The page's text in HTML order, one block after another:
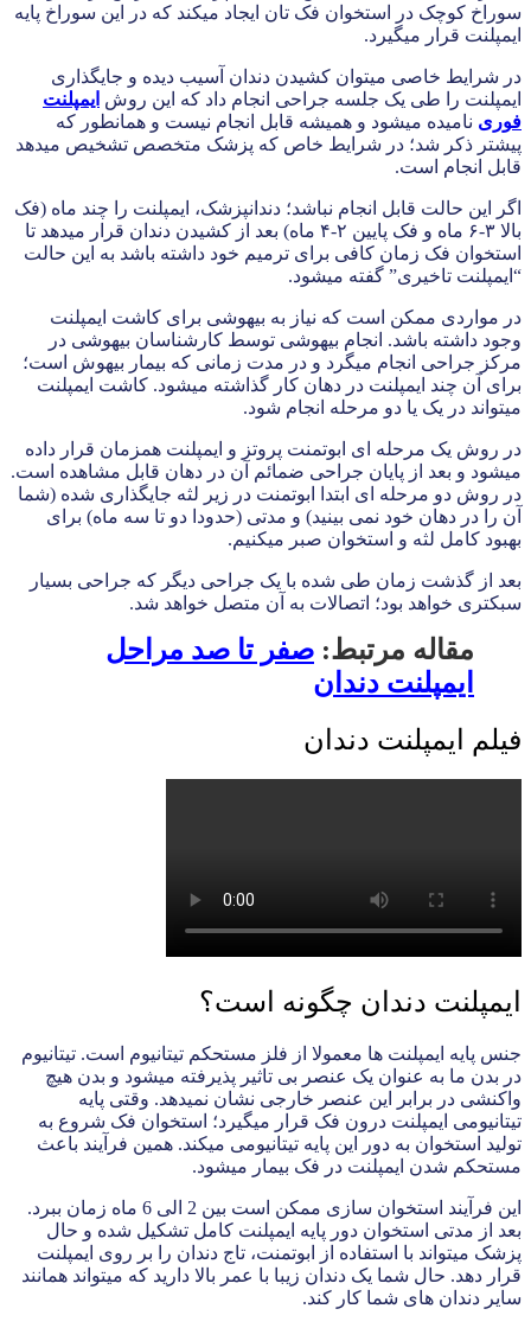
سوراخ کوچک در استخوان فک تان ایجاد میکند که در این سوراخ پایه
ایمپلنت قرار میگیرد.
در شرایط خاصی میتوان کشیدن دندان آسیب دیده و جایگذاری
ایمپلنت را طی یک جلسه جراحی انجام داد که این روش ایمپلنت
فوری نامیده میشود و همیشه قابل انجام نیست و همانطور که
پیشتر ذکر شد؛ در شرایط خاص که پزشک متخصص تشخیص میدهد
قابل انجام است.
اگر این حالت قابل انجام نباشد؛ دندانپزشک، ایمپلنت را چند ماه (فک
بالا ٣-۶ ماه و فک پایین ٢-۴ ماه) بعد از کشیدن دندان قرار میدهد تا
استخوان فک زمان کافی برای ترمیم خود داشته باشد به این حالت
“ایمپلنت تاخیری” گفته میشود.
در مواردی ممکن است که نیاز به بیهوشی برای کاشت ایمپلنت
وجود داشته باشد. انجام بیهوشی توسط کارشناسان بیهوشی در
مرکز جراحی انجام میگرد و در مدت زمانی که بیمار بیهوش است؛
برای آن چند ایمپلنت در دهان کار گذاشته میشود. کاشت ایمپلنت
میتواند در یک یا دو مرحله انجام شود.
در روش یک مرحله ای ابوتمنت پروتز و ایمپلنت همزمان قرار داده
میشود و بعد از پایان جراحی ضمائم آن در دهان قابل مشاهده است.
در روش دو مرحله ای ابتدا ابوتمنت در زیر لثه جایگذاری شده (شما
آن را در دهان خود نمی بینید) و مدتی (حدودا دو تا سه ماه) برای
بهبود کامل لثه و استخوان صبر میکنیم.
بعد از گذشت زمان طی شده با یک جراحی دیگر که جراحی بسیار
سبکتری خواهد بود؛ اتصالات به آن متصل خواهد شد.
مقاله مرتبط: صفر تا صد مراحل
ایمپلنت دندان
فیلم ایمپلنت دندان
ایمپلنت دندان چگونه است؟
جنس پایه ایمپلنت ها معمولا از فلز مستحکم تیتانیوم است. تیتانیوم
در بدن ما به عنوان یک عنصر بی تاثیر پذیرفته میشود و بدن هیچ
واکنشی در برابر این عنصر خارجی نشان نمیدهد. وقتی پایه
تیتانیومی ایمپلنت درون فک قرار میگیرد؛ استخوان فک شروع به
تولید استخوان به دور این پایه تیتانیومی میکند. همین فرآیند باعث
مستحکم شدن ایمپلنت در فک بیمار میشود.
این فرآیند استخوان سازی ممکن است بین 2 الی 6 ماه زمان ببرد.
بعد از مدتی استخوان دور پایه ایمپلنت کامل تشکیل شده و حال
پزشک میتواند با استفاده از ابوتمنت، تاج دندان را بر روی ایمپلنت
قرار دهد. حال شما یک دندان زیبا با عمر بالا دارید که میتواند همانند
سایر دندان های شما کار کند.